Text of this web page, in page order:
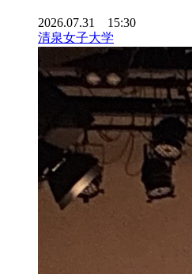
2026.07.31 15:30
清泉女子大学